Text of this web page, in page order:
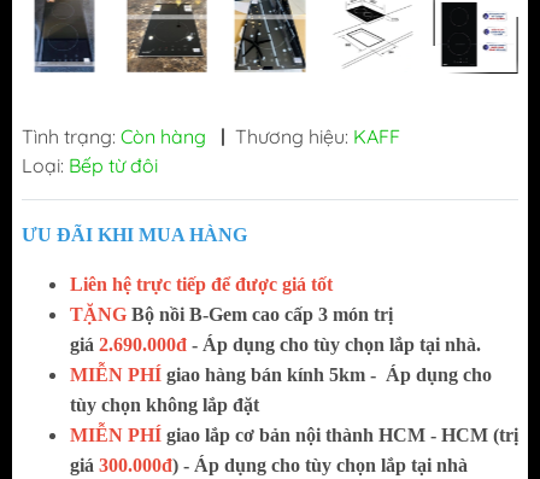
Tình trạng: Còn hàng | Thương hiệu: KAFF
Loại: Bếp từ đôi
ƯU ĐÃI KHI MUA HÀNG
Liên hệ trực tiếp để được giá tốt
TẶNG Bộ nồi B-Gem cao cấp 3 món trị
giá 2.690.000đ - Áp dụng cho tùy chọn lắp tại nhà.
MIỄN PHÍ giao hàng bán kính 5km - Áp dụng cho
tùy chọn không lắp đặt
MIỄN PHÍ giao lắp cơ bản nội thành HCM - HCM (trị
giá 300.000đ) - Áp dụng cho tùy chọn lắp tại nhà